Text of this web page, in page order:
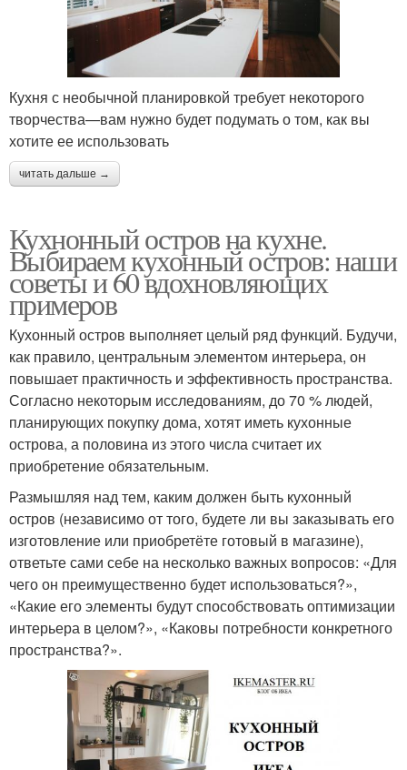
Кухня с необычной планировкой требует некоторого
творчества—вам нужно будет подумать о том, как вы
хотите ее использовать
читать дальше →
Кухнонный остров на кухне.
Выбираем кухонный остров: наши
советы и 60 вдохновляющих
примеров
Кухонный остров выполняет целый ряд функций. Будучи,
как правило, центральным элементом интерьера, он
повышает практичность и эффективность пространства.
Согласно некоторым исследованиям, до 70 % людей,
планирующих покупку дома, хотят иметь кухонные
острова, а половина из этого числа считает их
приобретение обязательным.
Размышляя над тем, каким должен быть кухонный
остров (независимо от того, будете ли вы заказывать его
изготовление или приобретёте готовый в магазине),
ответьте сами себе на несколько важных вопросов: «Для
чего он преимущественно будет использоваться?»,
«Какие его элементы будут способствовать оптимизации
интерьера в целом?», «Каковы потребности конкретного
пространства?».